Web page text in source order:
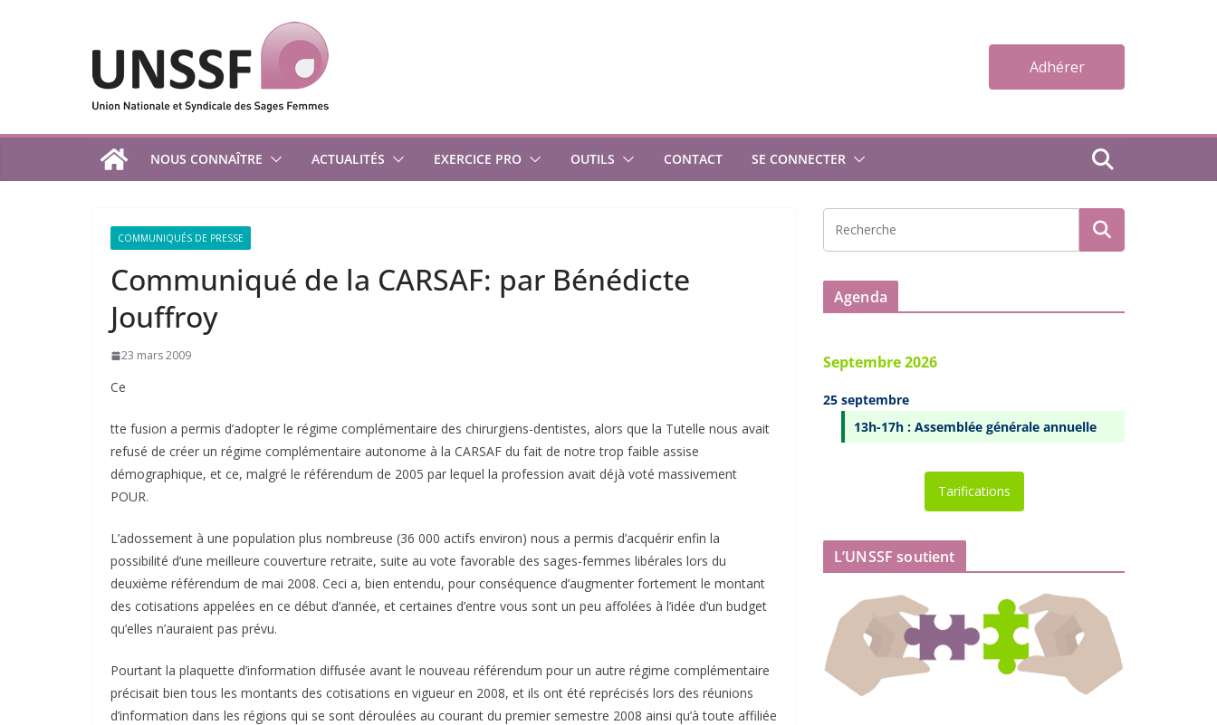
Adhérer
NOUS CONNAÎTRE ACTUALITÉS EXERCICE PRO OUTILS CONTACT SE CONNECTER
COMMUNIQUÉS DE PRESSE
Communiqué de la CARSAF: par Bénédicte
Jouffroy
23 mars 2009
Ce
tte fusion a permis d’adopter le régime complémentaire des chirurgiens-dentistes, alors que la Tutelle nous avait
refusé de créer un régime complémentaire autonome à la CARSAF du fait de notre trop faible assise
démographique, et ce, malgré le référendum de 2005 par lequel la profession avait déjà voté massivement
POUR.
L’adossement à une population plus nombreuse (36 000 actifs environ) nous a permis d’acquérir enfin la
possibilité d’une meilleure couverture retraite, suite au vote favorable des sages-femmes libérales lors du
deuxième référendum de mai 2008. Ceci a, bien entendu, pour conséquence d’augmenter fortement le montant
des cotisations appelées en ce début d’année, et certaines d’entre vous sont un peu affolées à l’idée d’un budget
qu’elles n’auraient pas prévu.
Pourtant la plaquette d’information diffusée avant le nouveau référendum pour un autre régime complémentaire
précisait bien tous les montants des cotisations en vigueur en 2008, et ils ont été reprécisés lors des réunions
d’information dans les régions qui se sont déroulées au courant du premier semestre 2008 ainsi qu’à toute affiliée
Agenda
Septembre 2026
25 septembre
13h-17h : Assemblée générale annuelle
Tarifications
L’UNSSF soutient